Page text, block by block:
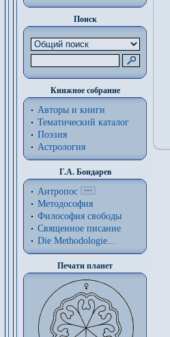
Поиск
Книжное собрание
Авторы и книги
Тематический каталог
Поэзия
Астрология
Г.А. Бондарев
Антропос
Методософия
Философия cвободы
Священное писание
Die Methodologie...
Печати планет